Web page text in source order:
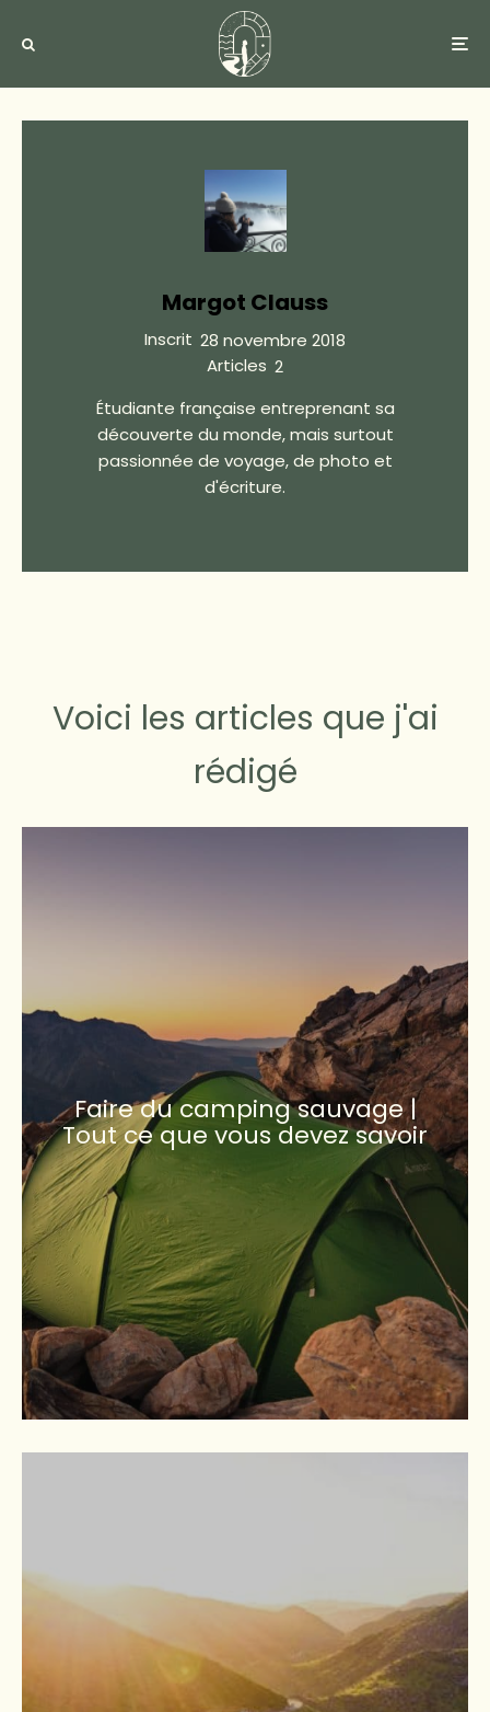
Margot Clauss
Inscrit 28 novembre 2018
Articles 2
Étudiante française entreprenant sa
découverte du monde, mais surtout
passionnée de voyage, de photo et
d'écriture.
Faire du camping sauvage |
Tout ce que vous devez savoir